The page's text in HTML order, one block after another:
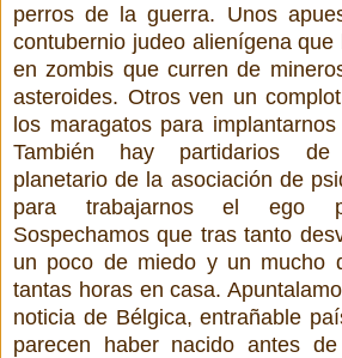
perros de la guerra. Unos
contubernio judeo alienígena
en zombis que curren de
asteroides. Otros ven un
los maragatos para
También hay partidarios de
planetario de la asociación de
para trabajarnos el ego
Sospechamos que tras tanto
un poco de miedo y un mucho
tantas horas en casa.
noticia de Bélgica, entrañable
parecen haber nacido antes